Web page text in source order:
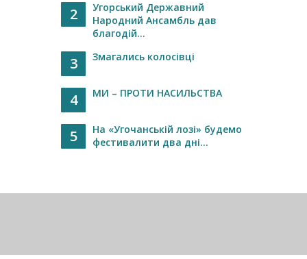
2
Угорський Державний
Народний Ансамбль дав
благодій...
3 Змагались колосівці
4 МИ – ПРОТИ НАСИЛЬСТВА
5
На «Угочанській лозі» будемо
фестивалити два дні...